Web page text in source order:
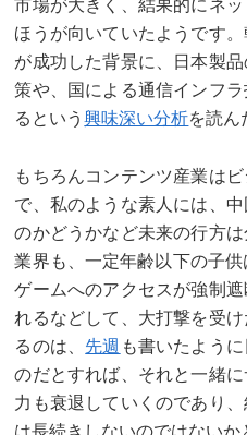
市場が大きく、結果的にネ
ほうが向いていたようです
が成功した背景に、日本製
策や、国による通信インフ
るという興味深い分析を読ん
もちろんコンテンツ産業は
で、私のような素人には、
のかどうかなど未来の行方
業界も、一定年齢以下の子
ゲームへのアクセスが強制
れるなどして、大打撃を受
るのは、 先週 も書いたよう
のだとすれば、それと一緒
力も衰退していくのであり
は長続きしないのではないか